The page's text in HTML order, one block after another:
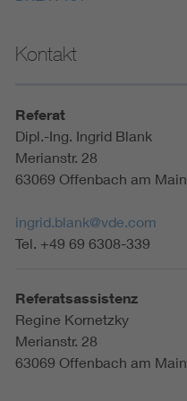
Kontakt
Referat
Dipl.-Ing. Ingrid Blank
Merianstr. 28
63069 Offenbach am Main
ingrid.blank@vde.com
Tel. +49 69 6308-339
Referatsassistenz
Regine Kornetzky
Merianstr. 28
63069 Offenbach am Main